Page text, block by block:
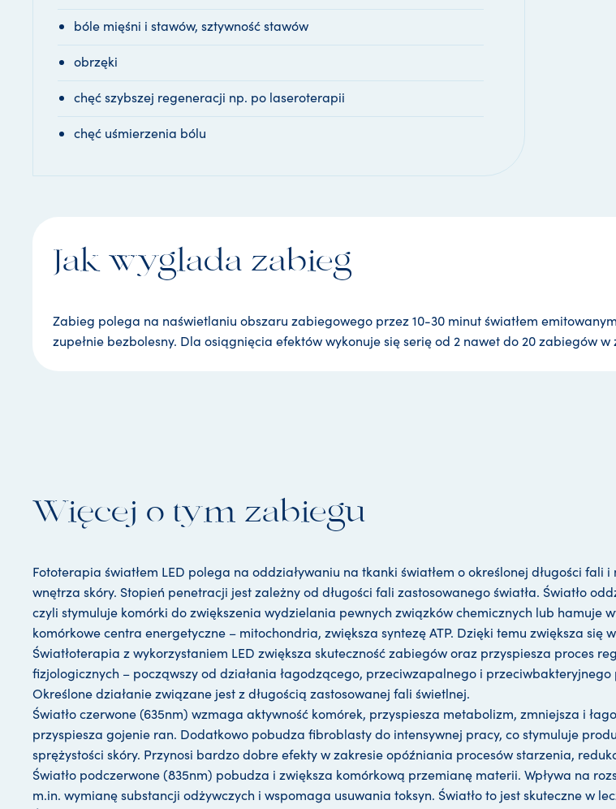
bóle mięśni i stawów, sztywność stawów
obrzęki
chęć szybszej regeneracji np. po laseroterapii
chęć uśmierzenia bólu
Jak wyglada zabieg
Zabieg polega na naświetlaniu obszaru zabiegowego przez 10-30 minut światłem
zupełnie bezbolesny. Dla osiągnięcia efektów wykonuje się serię od 2 nawet do 20 zabiegów
Więcej o tym zabiegu
Fototerapia światłem LED polega na oddziaływaniu na tkanki światłem o określonej długości
wnętrza skóry. Stopień penetracji jest zależny od długości fali zastosowanego światła. Światło
czyli stymuluje komórki do zwiększenia wydzielania pewnych związków chemicznych lub hamuje
komórkowe centra energetyczne – mitochondria, zwiększa syntezę ATP. Dzięki temu zwiększa się
Światłoterapia z wykorzystaniem LED zwiększa skuteczność zabiegów oraz przyspiesza proces
fizjologicznych – począwszy od działania łagodzącego, przeciwzapalnego i
Określone działanie związane jest z długością zastosowanej fali świetlnej.
Światło czerwone (635nm) wzmaga aktywność komórek, przyspiesza metabolizm, zmniejsza i
przyspiesza gojenie ran. Dodatkowo pobudza fibroblasty do intensywnej pracy, co stymuluje
sprężystości skóry. Przynosi bardzo dobre efekty w zakresie opóźniania procesów starzenia,
Światło podczerwone (835nm) pobudza i zwiększa komórkową przemianę materii. Wpływa na
m.in. wymianę substancji odżywczych i wspomaga usuwania toksyn. Światło to jest skuteczne w